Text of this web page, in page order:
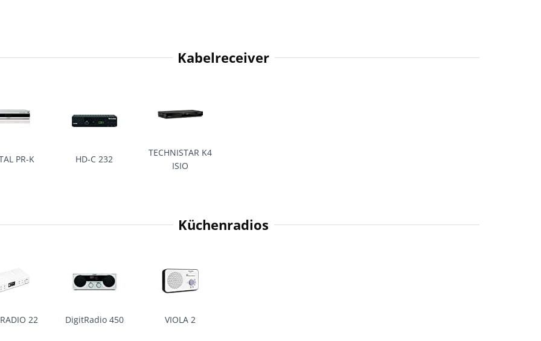
Kabelreceiver
PR-K HD-C 232
TECHNISTAR K4
ISIO
Küchenradios
22 DigitRadio 450 VIOLA 2